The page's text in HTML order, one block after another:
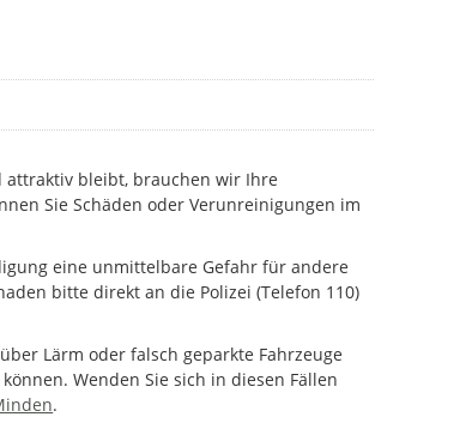
bleibt, brauchen wir Ihre
Sie Schäden oder Verunreinigungen im
eine unmittelbare Gefahr für andere
bitte direkt an die Polizei (Telefon 110)
Lärm oder falsch geparkte Fahrzeuge
Wenden Sie sich in diesen Fällen
.